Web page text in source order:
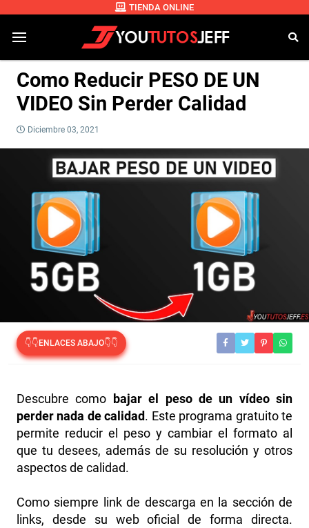
TIENDA ONLINE
Como Reducir PESO DE UN
VIDEO Sin Perder Calidad
Diciembre 03, 2021
👇👇ENLACES ABAJO👇👇
Descubre como bajar el peso de un vídeo sin
perder nada de calidad. Este programa gratuito te
permite reducir el peso y cambiar el formato al
que tu desees, además de su resolución y otros
aspectos de calidad.
Como siempre link de descarga en la sección de
links, desde su web oficial de forma directa.